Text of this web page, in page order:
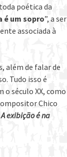
poética da
é um sopro”, a ser
associada à
além de falar de
Tudo isso é
século XX, como
Chico
A exibição é na